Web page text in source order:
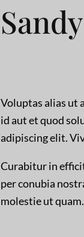
Voluptas alias ut
id aut et quod
adipiscing elit.
Curabitur in
per conubia
molestie ut